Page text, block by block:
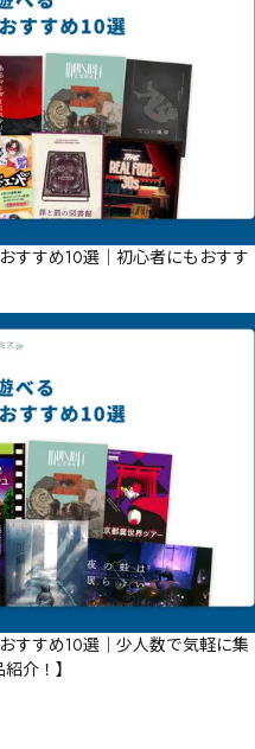
すすめ10選｜初心者にもおすす
すすめ10選｜少人数で気軽に集
介！】